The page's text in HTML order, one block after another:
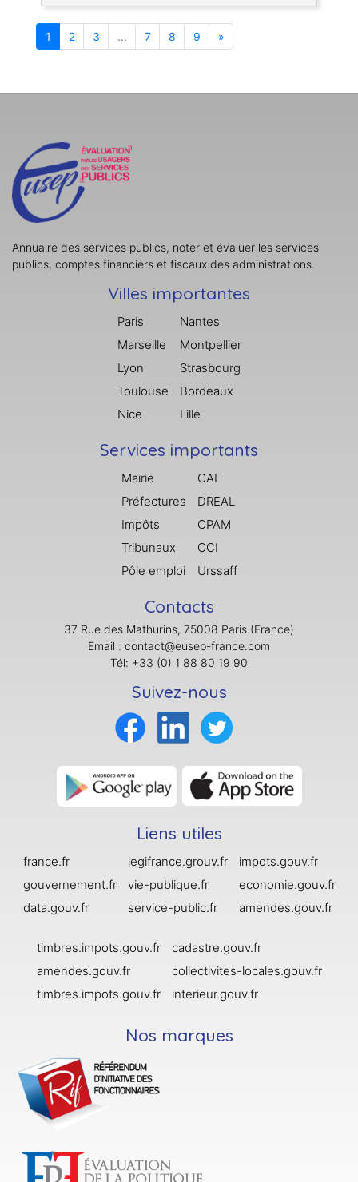
1 2 3 ... 7 8 9 »
Annuaire des services publics, noter et évaluer les services
publics, comptes financiers et fiscaux des administrations.
Villes importantes
Paris
Marseille
Lyon
Toulouse
Nice
Nantes
Montpellier
Strasbourg
Bordeaux
Lille
Services importants
Mairie
Préfectures
Impôts
Tribunaux
Pôle emploi
CAF
DREAL
CPAM
CCI
Urssaff
Contacts
37 Rue des Mathurins, 75008 Paris (France)
Email : contact@eusep-france.com
Tél: +33 (0) 1 88 80 19 90
Suivez-nous
Liens utiles
france.fr
gouvernement.fr
data.gouv.fr
legifrance.grouv.fr
vie-publique.fr
service-public.fr
impots.gouv.fr
economie.gouv.fr
amendes.gouv.fr
timbres.impots.gouv.fr
amendes.gouv.fr
timbres.impots.gouv.fr
cadastre.gouv.fr
collectivites-locales.gouv.fr
interieur.gouv.fr
Nos marques